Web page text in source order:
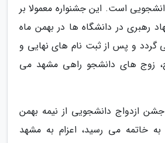
است. این جشنواره معمولا بر
رهبری در دانشگاه ها در بهمن ماه
گردد و پس از ثبت نام های نهایی و
زوج های دانشجو راهی مشهد می
ازدواج دانشجویی از نیمه بهمن
خاتمه می رسید، اعزام به مشهد